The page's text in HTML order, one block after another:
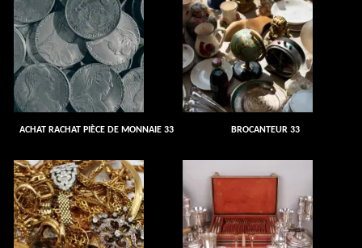
ACHAT RACHAT PIÈCE DE MONNAIE 33 BROCANTEUR 33